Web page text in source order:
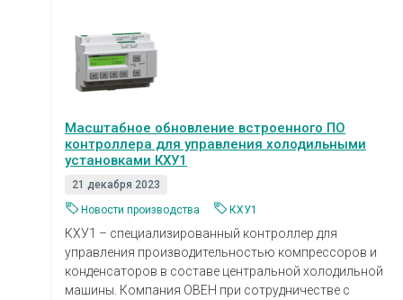
Масштабное обновление встроенного ПО
контроллера для управления холодильными
установками КХУ1
21 декабря 2023
Новости производства
КХУ1
КХУ1 – специализированный контроллер для
управления производительностью компрессоров и
конденсаторов в составе центральной холодильной
машины. Компания ОВЕН при сотрудничестве с